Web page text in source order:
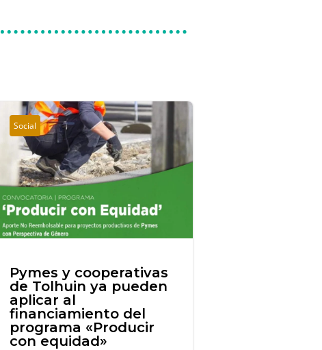
Social
Pymes y cooperativas
de Tolhuin ya pueden
aplicar al
financiamiento del
programa «Producir
con equidad»